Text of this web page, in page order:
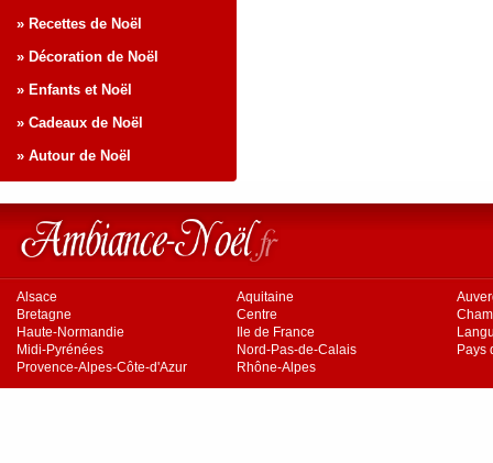
» Recettes de Noël
» Décoration de Noël
» Enfants et Noël
» Cadeaux de Noël
» Autour de Noël
Alsace Aquitaine
Bretagne
Centre
Haute-Normandie
Ile de France
Midi-Pyrénées
Nord-Pas-de-Calais
Pays
Provence-Alpes-Côte-d'Azur
Rhône-Alpes